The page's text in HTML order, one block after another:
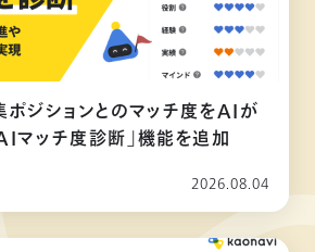
集ポジションとのマッチ度をAIが
マッチ度診断」機能を追加
2026.08.04